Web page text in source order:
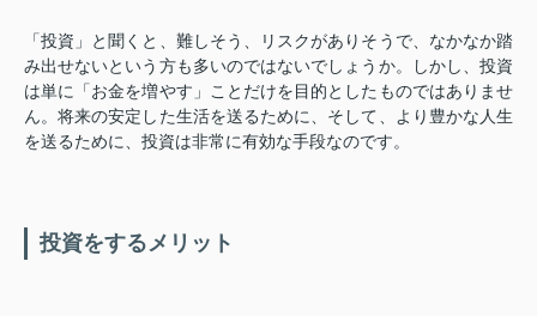
「投資」と聞くと、難しそう、リスクがありそうで、なかなか踏
み出せないという方も多いのではないでしょうか。しかし、投資
は単に「お金を増やす」ことだけを目的としたものではありませ
ん。将来の安定した生活を送るために、そして、より豊かな人生
を送るために、投資は非常に有効な手段なのです。
投資をするメリット